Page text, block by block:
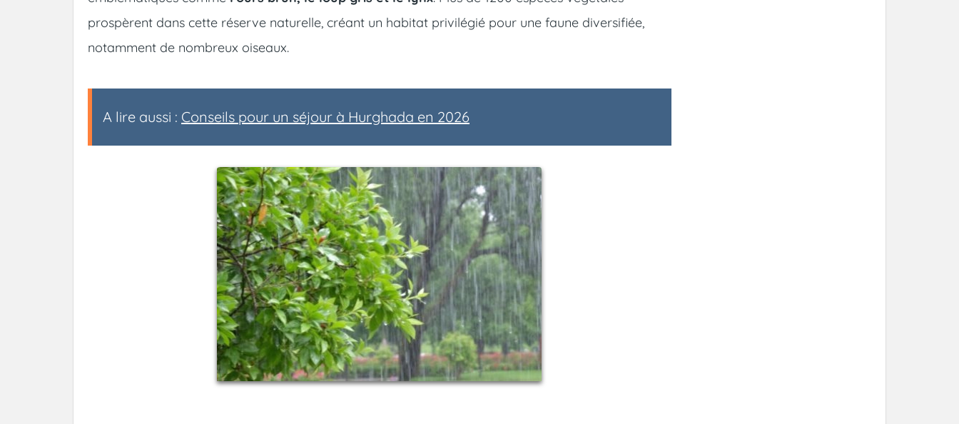
prospèrent dans cette réserve naturelle, créant un habitat privilégié pour une faune diversifiée,
notamment de nombreux oiseaux.
A lire aussi : Conseils pour un séjour à Hurghada en 2026